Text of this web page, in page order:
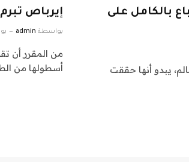
الصين، تباع بالكامل على
يبدو أنها حققت
إيرباص تبرم صفقة
بواسطة admin
أسطولها من